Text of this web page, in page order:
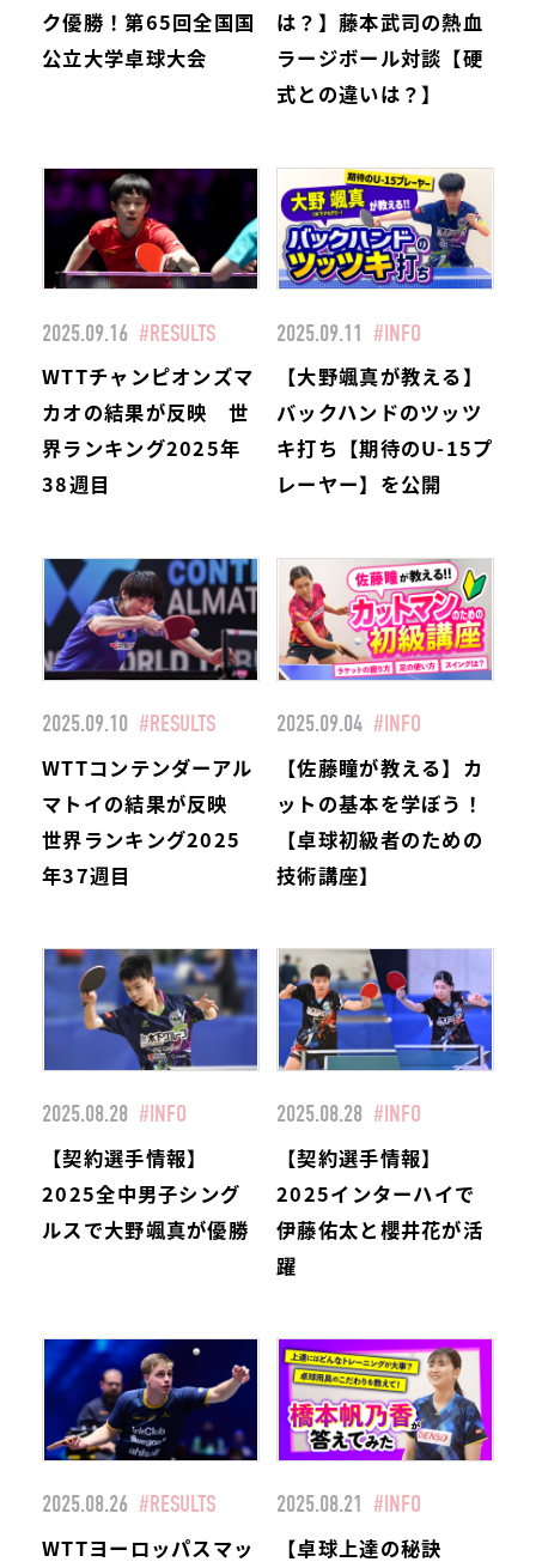
ク優勝！第65回全国国
公立大学卓球大会
は？】藤本武司の熱血
ラージボール対談【硬
式との違いは？】
2025.09.16 #RESULTS
WTTチャンピオンズマ
カオの結果が反映 世
界ランキング2025年
38週目
2025.09.11 #INFO
【大野颯真が教える】
バックハンドのツッツ
キ打ち【期待のU-15プ
レーヤー】を公開
2025.09.10 #RESULTS
WTTコンテンダーアル
マトイの結果が反映
世界ランキング2025
年37週目
2025.09.04 #INFO
【佐藤瞳が教える】カ
ットの基本を学ぼう！
【卓球初級者のための
技術講座】
2025.08.28 #INFO
【契約選手情報】
2025全中男子シング
ルスで大野颯真が優勝
2025.08.28 #INFO
【契約選手情報】
2025インターハイで
伊藤佑太と櫻井花が活
躍
2025.08.26 #RESULTS
WTTヨーロッパスマッ
2025.08.21 #INFO
【卓球上達の秘訣